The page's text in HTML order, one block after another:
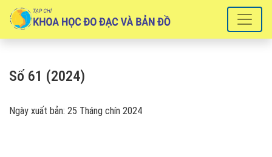
Số 61 (2024)
Số 61 (2024)
Ngày xuất bản: 25 Tháng chín 2024